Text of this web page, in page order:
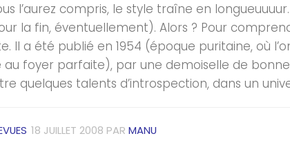
l’aurez compris, le style traîne en
la fin, éventuellement). Alors ? Pour
Il a été publié en 1954 (époque puritaine, où
foyer parfaite), par une demoiselle de bonne
quelques talents d’introspection, dans un
18 JUILLET 2008 PAR MANU